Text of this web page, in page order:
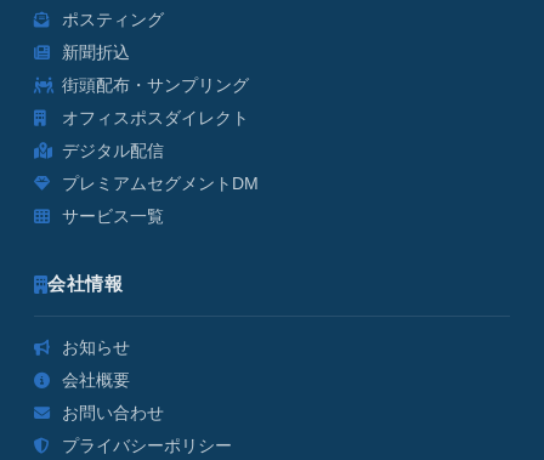
ポスティング
新聞折込
街頭配布・サンプリング
オフィスポスダイレクト
デジタル配信
プレミアムセグメントDM
サービス一覧
会社情報
お知らせ
会社概要
お問い合わせ
プライバシーポリシー